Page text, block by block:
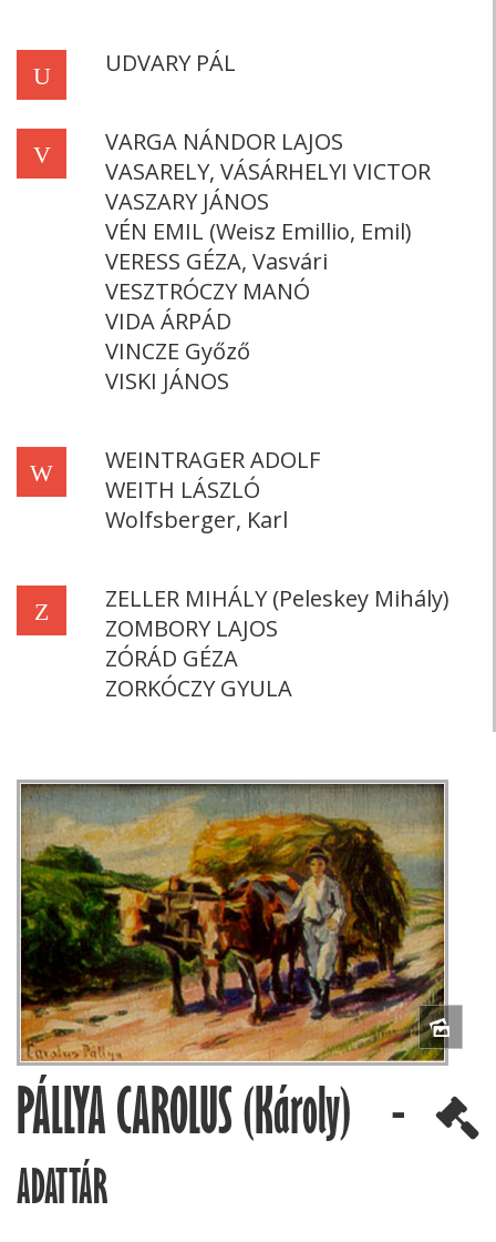
U UDVARY PÁL
V
VARGA NÁNDOR LAJOS
VASARELY, VÁSÁRHELYI VICTOR
VASZARY JÁNOS
VÉN EMIL (Weisz Emillio, Emil)
VERESS GÉZA, Vasvári
VESZTRÓCZY MANÓ
VIDA ÁRPÁD
VINCZE Győző
VISKI JÁNOS
W
WEINTRAGER ADOLF
WEITH LÁSZLÓ
Wolfsberger, Karl
Z
ZELLER MIHÁLY (Peleskey Mihály)
ZOMBORY LAJOS
ZÓRÁD GÉZA
ZORKÓCZY GYULA
PÁLLYA CAROLUS (Károly) -
ADATTÁR